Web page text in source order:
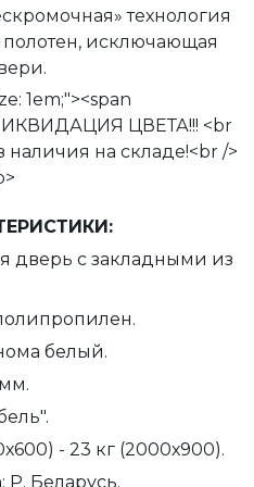
технология
исключающая
1em;"><span
ЦВЕТА!!! <br
наличия на складе!<br />
дверь с закладными из
белый.
- 23 кг (2000х900).
: Р. Беларусь.